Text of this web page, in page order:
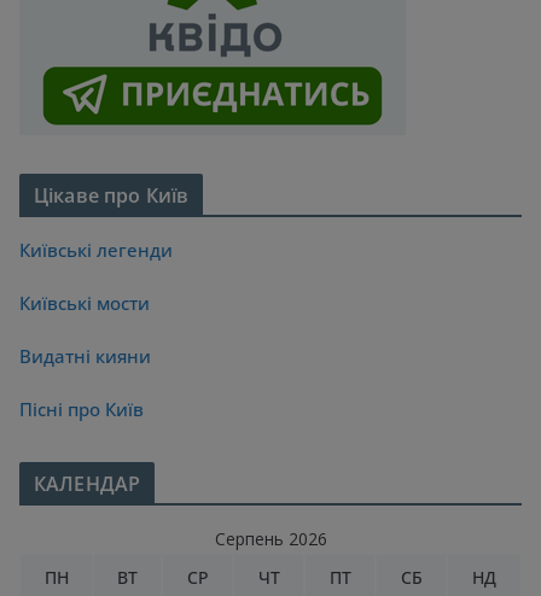
Цікаве про Київ
Київські легенди
Київські мости
Видатні кияни
Пісні про Київ
КАЛЕНДАР
Серпень 2026
ПН
ВТ СР ЧТ ПТ СБ НД